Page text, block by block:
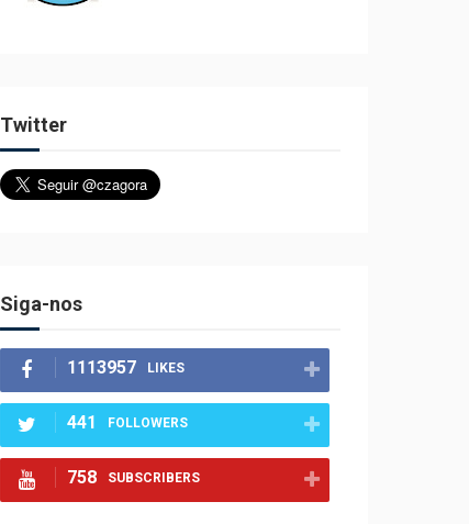
Twitter
Siga-nos
1113957 LIKES
441 FOLLOWERS
758 SUBSCRIBERS